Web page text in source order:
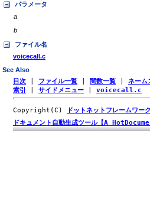
パラメータ
a
b
ファイル名
voicecall.c
See Also
目次 ファイル一覧 関数一覧 ネーム
索引
サイドメニュー voicecall.c
Copyright(C) ドットネットフレームワー
ドキュメント自動生成ツール【A